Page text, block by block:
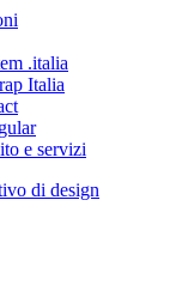
.italia
Italia
e servizi
di design